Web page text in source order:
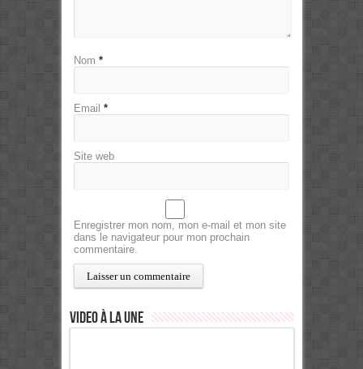
Nom *
Email *
Site web
Enregistrer mon nom, mon e-mail et mon site
dans le navigateur pour mon prochain
commentaire.
Video à la Une